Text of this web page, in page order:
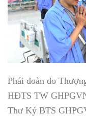
Phái đoàn do
HĐTS TW
Thư Ký BTS